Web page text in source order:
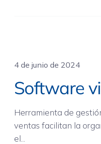
Movilidad
4 de junio de 2024
Software
Herramienta de
ventas facilitan la
el...